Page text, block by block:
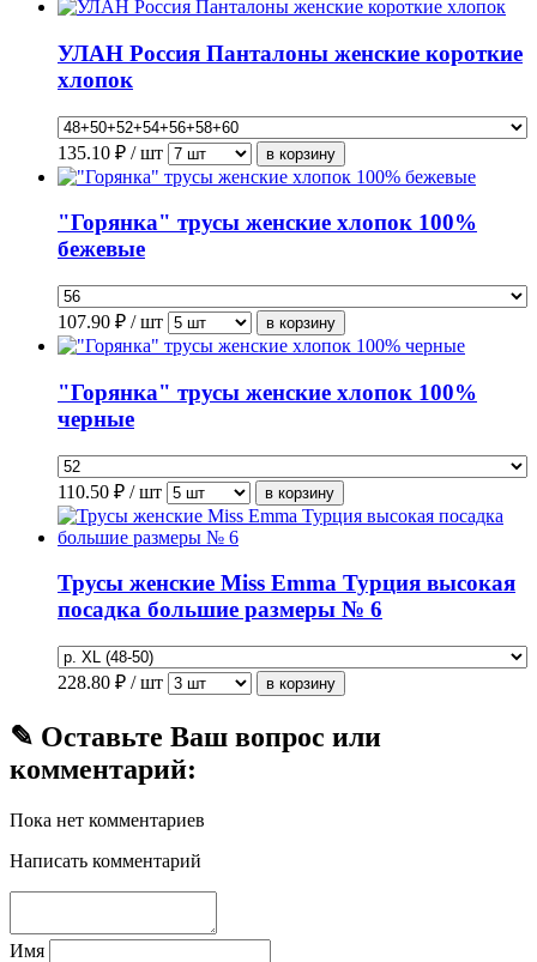
УЛАН Россия Панталоны женские короткие
хлопок
135.10 ₽ / шт
"Горянка" трусы женские хлопок 100%
бежевые
107.90 ₽ / шт
"Горянка" трусы женские хлопок 100%
черные
110.50 ₽ / шт
Трусы женские Miss Emma Турция высокая
посадка большие размеры № 6
228.80 ₽ / шт
✎ Оставьте Ваш вопрос или
комментарий:
Пока нет комментариев
Написать комментарий
Имя